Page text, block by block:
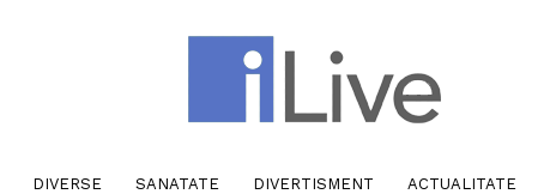
DIVERSE SANATATE DIVERTISMENT ACTUALITATE